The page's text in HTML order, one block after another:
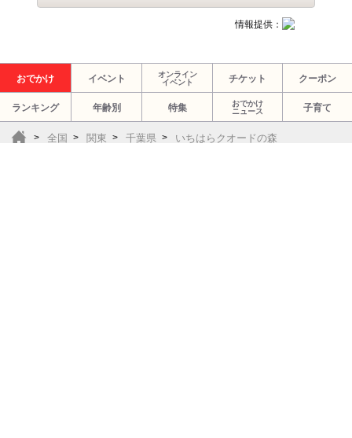
情報提供：
おでかけ イベント
オンライン
イベント
チケット クーポン
ランキング 年齢別 特集
おでかけ
ニュース
子育て
全国 関東 千葉県 いちはらクオードの森